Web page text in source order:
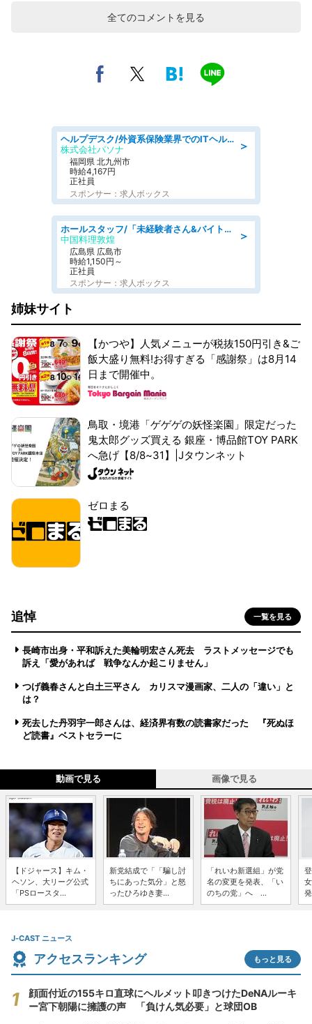
全てのコメントを見る
＞
ヘルプデスク/外資系保険業界でのITヘルプデスク業務/駅近/即日勤務可/ヘルプデスク
株式会社パソナ
福岡県 北九州市
時給4,167円
正社員
スポンサー：求人ボックス
＞
ホールスタッフ/「未経験者さん&バイトデビューも大歓迎」残業ほぼなし×1日3時間〜勤務OK!フォロー体制も充実/広島県/広島市南区
中国料理敦煌
広島県 広島市
時給1,150円～
正社員
スポンサー：求人ボックス
姉妹サイト
【かつや】人気メニューが税抜150円引き&ご
飯大盛り無料!お得すぎる「感謝祭」は8月14
日まで開催中。
鳥取・境港「ゲゲゲの妖怪楽園」限定だった
鬼太郎グッズ買える 銀座・博品館TOY PARK
へ急げ【8/8~31】|Jタウンネット
ゼロまる
追悼 一覧を見る
長崎市出身・平和訴えた美輪明宏さん死去 ラストメッセージでも
訴え「愛があれば 戦争なんか起こりません」
つげ義春さんと白土三平さん カリスマ漫画家、二人の「違い」と
は？
死去した丹羽宇一郎さんは、経済界有数の読書家だった 『死ぬほ
ど読書』ベストセラーに
動画で見る 画像で見る
【ドジャース】キム・
ヘソン、大リーグ公式
「PSロースタ...
新党結成で「「騙し討
ちにあった気分」と怒
ったひろゆき妻...
「れいわ新選組」が党
名の変更を発表、「い
のちの党」へ ...
J-CAST ニュース
アクセスランキング もっと見る
顔面付近の155キロ直球にヘルメット叩きつけたDeNAルーキ
ー宮下朝陽に擁護の声 「負けん気必要」と球団OB